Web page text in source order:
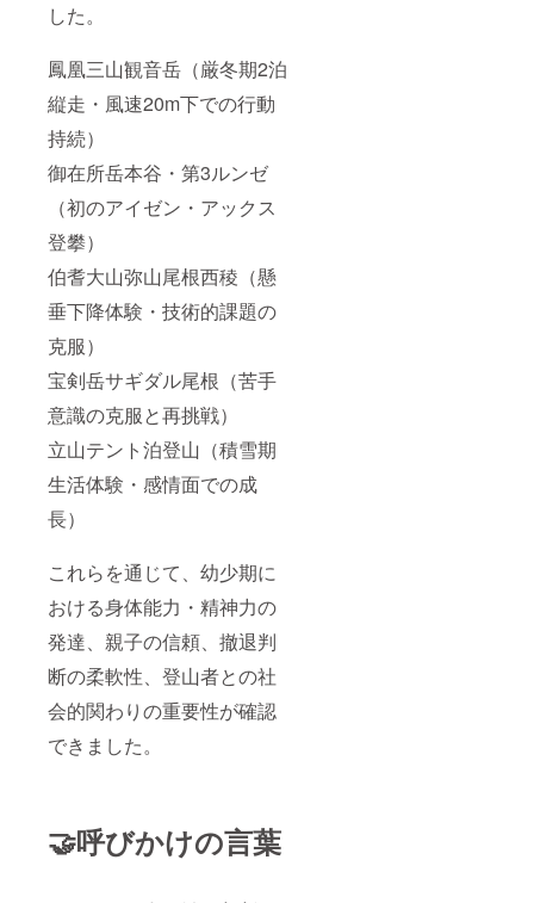
した。
鳳凰三山観音岳（厳冬期2泊
縦走・風速20m下での行動
持続）
御在所岳本谷・第3ルンゼ
（初のアイゼン・アックス
登攀）
伯耆大山弥山尾根西稜（懸
垂下降体験・技術的課題の
克服）
宝剣岳サギダル尾根（苦手
意識の克服と再挑戦）
立山テント泊登山（積雪期
生活体験・感情面での成
長）
これらを通じて、幼少期に
おける身体能力・精神力の
発達、親子の信頼、撤退判
断の柔軟性、登山者との社
会的関わりの重要性が確認
できました。
🤝呼びかけの言葉